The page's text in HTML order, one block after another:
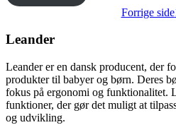
Forrige side
Leander
Leander er en dansk producent, der
produkter til babyer og børn. Deres
fokus på ergonomi og funktionalitet.
funktioner, der gør det muligt at
og udvikling.